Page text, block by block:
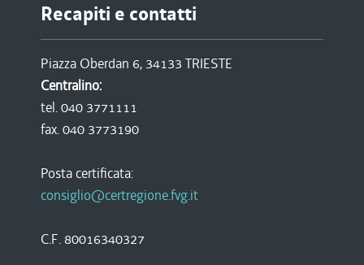
Recapiti e contatti
Piazza Oberdan 6, 34133 TRIESTE
Centralino:
tel. 040 3771111
fax. 040 3773190
Posta certificata:
consiglio@certregione.fvg.it
C.F. 80016340327